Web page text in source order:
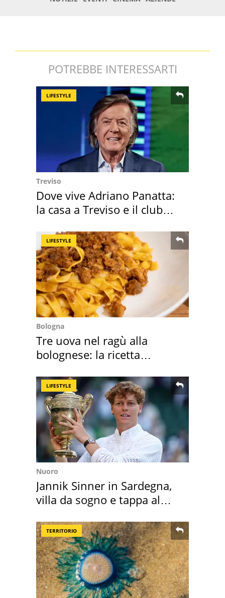
POTREBBE INTERESSARTI
LIFESTYLE
Treviso
Dove vive Adriano Panatta:
la casa a Treviso e il club
LIFESTYLE
Bologna
Tre uova nel ragù alla
bolognese: la ricetta
LIFESTYLE
Nuoro
Jannik Sinner in Sardegna,
villa da sogno e tappa al
TERRITORIO